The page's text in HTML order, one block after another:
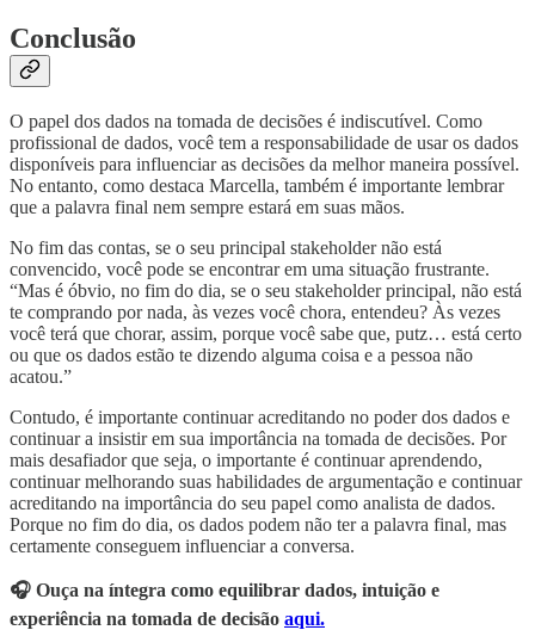
Conclusão
O papel dos dados na tomada de decisões é indiscutível. Como
profissional de dados, você tem a responsabilidade de usar os dados
disponíveis para influenciar as decisões da melhor maneira possível.
No entanto, como destaca Marcella, também é importante lembrar
que a palavra final nem sempre estará em suas mãos.
No fim das contas, se o seu principal stakeholder não está
convencido, você pode se encontrar em uma situação frustrante.
“Mas é óbvio, no fim do dia, se o seu stakeholder principal, não está
te comprando por nada, às vezes você chora, entendeu? Às vezes
você terá que chorar, assim, porque você sabe que, putz… está certo
ou que os dados estão te dizendo alguma coisa e a pessoa não
acatou.”
Contudo, é importante continuar acreditando no poder dos dados e
continuar a insistir em sua importância na tomada de decisões. Por
mais desafiador que seja, o importante é continuar aprendendo,
continuar melhorando suas habilidades de argumentação e continuar
acreditando na importância do seu papel como analista de dados.
Porque no fim do dia, os dados podem não ter a palavra final, mas
certamente conseguem influenciar a conversa.
🎧 Ouça na íntegra como equilibrar dados, intuição e
experiência na tomada de decisão aqui.